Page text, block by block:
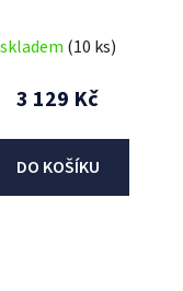
, měkčí směs)
skladem (10 ks)
3 129 Kč
DO KOŠÍKU